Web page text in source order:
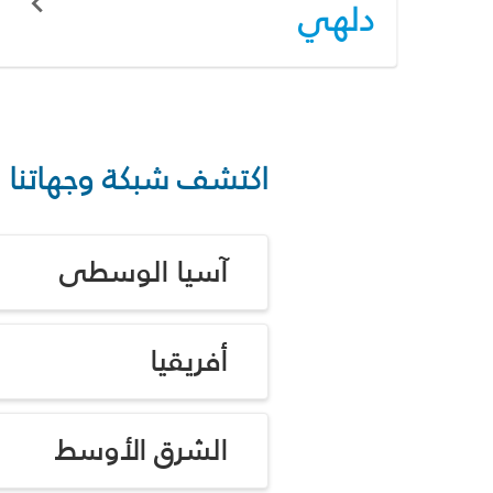
دلهي
اكتشف شبكة وجهاتنا
آسيا الوسطى
أفريقيا
الشرق الأوسط